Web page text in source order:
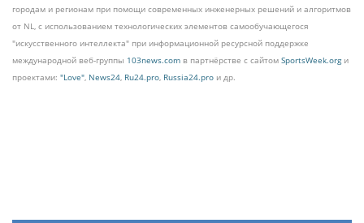
городам и регионам при помощи современных инженерных решений и алгоритмов
от NL, с использованием технологических элементов самообучающегося
"искусственного интеллекта" при информационной ресурсной поддержке
международной веб-группы 103news.com в партнёрстве с сайтом SportsWeek.orgи
проектами: "Love", News24, Ru24.pro, Russia24.pro и др.